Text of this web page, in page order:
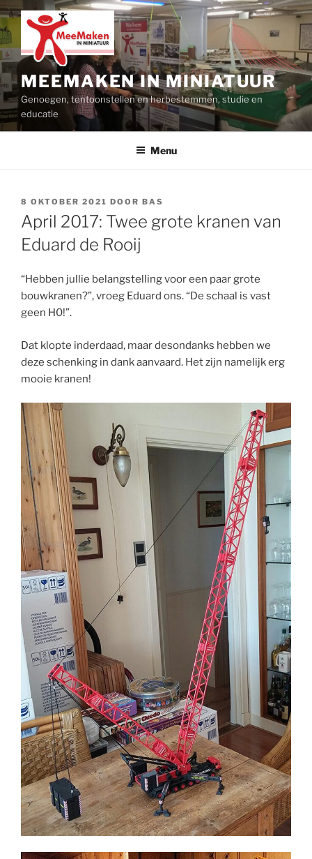
Ga
naar
de
inhoud
MEEMAKEN IN MINIATUUR
Genoegen, tentoonstellen en herbestemmen, studie en
educatie
Menu
GEPLAATST
OP
8 OKTOBER 2021 DOOR BAS
April 2017: Twee grote kranen van
Eduard de Rooij
“Hebben jullie belangstelling voor een paar grote
bouwkranen?”, vroeg Eduard ons. “De schaal is vast
geen H0!”.
Dat klopte inderdaad, maar desondanks hebben we
deze schenking in dank aanvaard. Het zijn namelijk erg
mooie kranen!